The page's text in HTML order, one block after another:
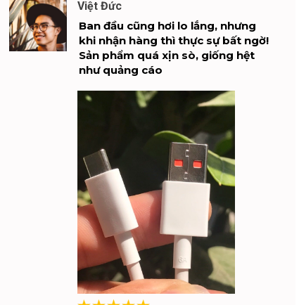
Việt Đức
Ban đầu cũng hơi lo lắng, nhưng
khi nhận hàng thì thực sự bất ngờ!
Sản phẩm quá xịn sò, giống hệt
như quảng cáo